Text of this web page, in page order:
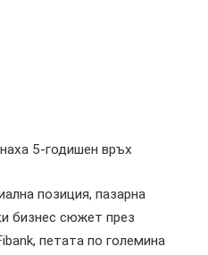
5-годишен връх
позиция, пазарна
бизнес сюжет през
петата по големина